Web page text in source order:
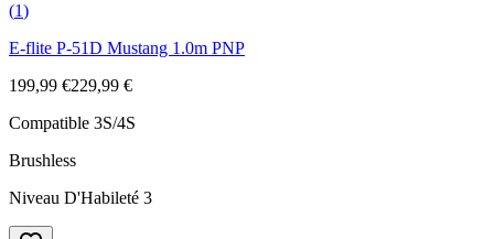
(1)
E-flite P-51D Mustang 1.0m PNP
199,99 €229,99 €
Compatible 3S/4S
Brushless
Niveau D'Habileté 3